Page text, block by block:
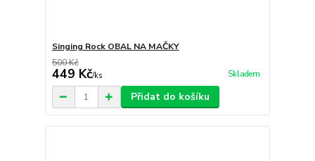
Singing Rock OBAL NA MAČKY
500 Kč
449 Kč/ks Skladem
Přidat do košíku